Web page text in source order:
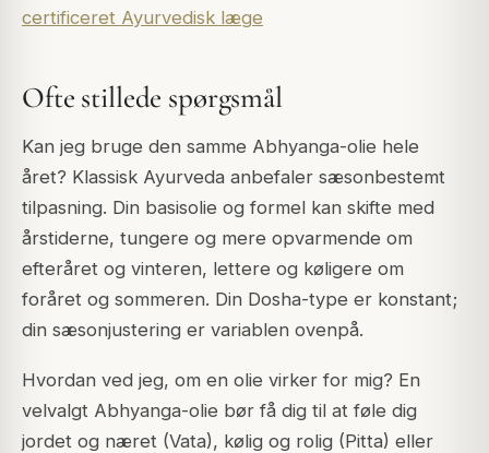
certificeret Ayurvedisk læge
Ofte stillede spørgsmål
Kan jeg bruge den samme Abhyanga-olie hele
året? Klassisk Ayurveda anbefaler sæsonbestemt
tilpasning. Din basisolie og formel kan skifte med
årstiderne, tungere og mere opvarmende om
efteråret og vinteren, lettere og køligere om
foråret og sommeren. Din Dosha-type er konstant;
din sæsonjustering er variablen ovenpå.
Hvordan ved jeg, om en olie virker for mig? En
velvalgt Abhyanga-olie bør få dig til at føle dig
jordet og næret (Vata), kølig og rolig (Pitta) eller